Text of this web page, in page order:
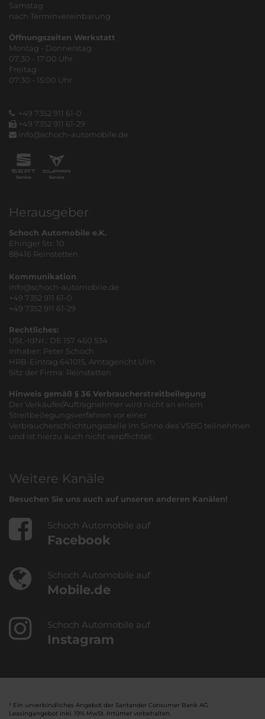
Samstag
nach Terminvereinbarung
Öffnungszeiten Werkstatt
Montag - Donnerstag
07:30 - 17:00 Uhr
Freitag
07:30 - 15:00 Uhr
+49 7352 911 61-0
+49 7352 911 61-29
info@schoch-automobile.de
Herausgeber
Schoch Automobile e.K.
Ehinger Str. 10
88416 Reinstetten
Kommunikation
info@schoch-automobile.de
+49 7352 911 61-0
+49 7352 911 61-29
Rechtliches:
USt.-IdNr.: DE 157 460 534
Inhaber: Peter Schoch
HRB-Eintrag 641015, Amtsgericht Ulm
Sitz der Firma: Reinstetten
Hinweis gemäß § 36 Verbraucherstreitbeilegung
Der Verkäufer/Auftragnehmer wird nicht an einem
Streitbeilegungsverfahren vor einer
Verbraucherschlichtungsstelle im Sinne des VSBG teilnehmen
und ist hierzu auch nicht verpflichtet.
Weitere Kanäle
Besuchen Sie uns auch auf unseren anderen Kanälen!
Schoch Automobile auf
Facebook
Schoch Automobile auf
Mobile.de
Schoch Automobile auf
Instagram
¹ Ein unverbindliches Angebot der Santander Consumer Bank AG.
Leasingangebot inkl. 19% MwSt. Irrtümer vorbehalten.